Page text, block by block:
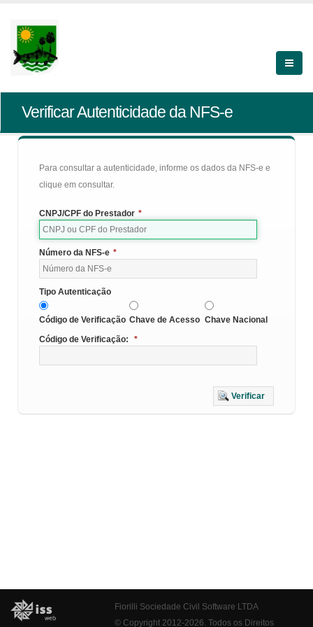
Verificar Autenticidade da NFS-e
Para consultar a autenticidade, informe os dados da NFS-e e
clique em consultar.
CNPJ/CPF do Prestador *
Número da NFS-e *
Tipo Autenticação
Código de Verificação Chave de Acesso Chave Nacional
Código de Verificação:
*
Verificar
Fiorilli Sociedade Civil Software LTDA
© Copyright 2012-2026. Todos os Direitos